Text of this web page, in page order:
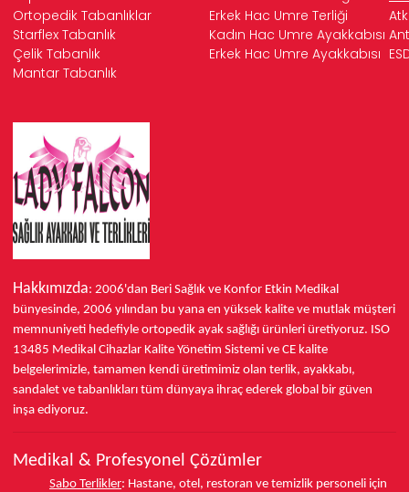
Ortopedik Tabanlıklar
Erkek Hac Umre Terliği
Starflex Tabanlık
Kadın Hac Umre Ayakkabısı
Çelik Tabanlık
Erkek Hac Umre Ayakkabısı
Mantar Tabanlık
Hakkımızda: 2006'dan Beri Sağlık ve Konfor Etkin Medikal
bünyesinde, 2006 yılından bu yana en yüksek kalite ve mutlak müşteri
memnuniyeti hedefiyle ortopedik ayak sağlığı ürünleri üretiyoruz. ISO
13485 Medikal Cihazlar Kalite Yönetim Sistemi ve CE kalite
belgelerimizle, tamamen kendi üretimimiz olan terlik, ayakkabı,
sandalet ve tabanlıkları tüm dünyaya ihraç ederek global bir güven
inşa ediyoruz.
Medikal & Profesyonel Çözümler
Sabo Terlikler: Hastane, otel, restoran ve temizlik personeli için